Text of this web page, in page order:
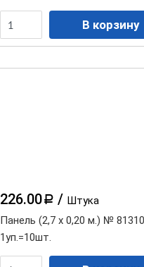
226.00 a / Штука
Панель (2,7 х 0,20 м.) №
1уп.=10шт.